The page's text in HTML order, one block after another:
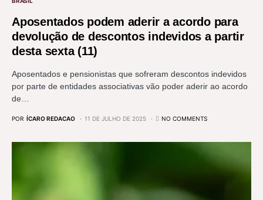
Aposentados podem aderir a acordo para
devolução de descontos indevidos a partir
desta sexta (11)
Aposentados e pensionistas que sofreram descontos indevidos
por parte de entidades associativas vão poder aderir ao acordo
de…
POR ÍCARO REDACAO 11 DE JULHO DE 2025 NO COMMENTS